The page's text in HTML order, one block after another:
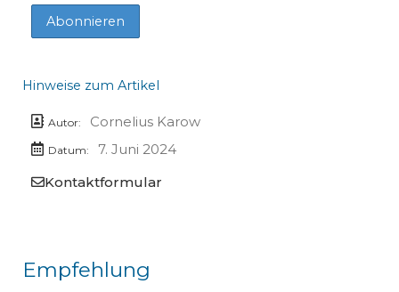
Hinweise zum Artikel
Autor: Cornelius Karow
Datum:
7. Juni 2024
Kontaktformular
Empfehlung